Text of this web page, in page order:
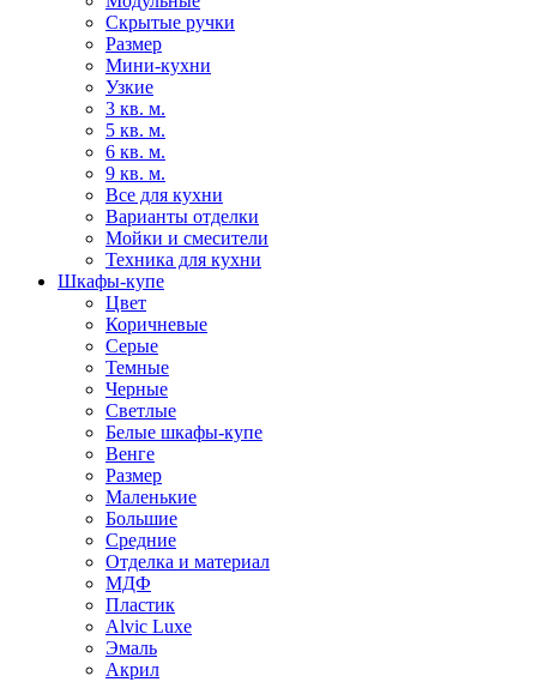
Скрытые ручки
Размер
Мини-кухни
Узкие
3 кв. м.
5 кв. м.
6 кв. м.
9 кв. м.
Все для кухни
Варианты отделки
Мойки и смесители
Техника для кухни
Шкафы-купе
Цвет
Коричневые
Серые
Темные
Черные
Светлые
Белые шкафы-купе
Венге
Размер
Маленькие
Большие
Средние
Отделка и материал
МДФ
Пластик
Alvic Luxe
Эмаль
Акрил